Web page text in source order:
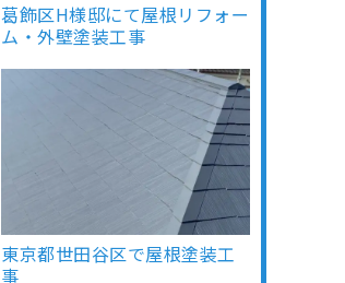
葛飾区H様邸にて屋根リフォー
ム・外壁塗装工事
東京都世田谷区で屋根塗装工
事